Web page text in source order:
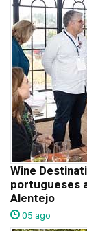
Wine
portugueses
Alentejo
05 ago